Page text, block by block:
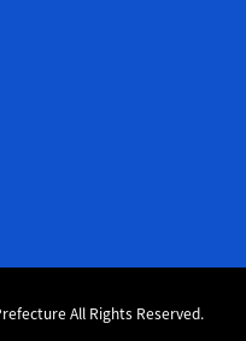
All Rights Reserved.